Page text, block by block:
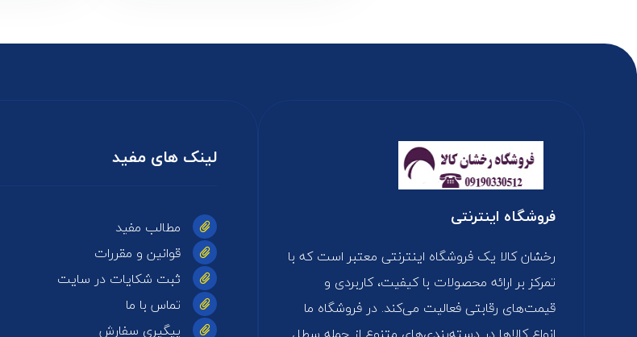
فروشگاه اینترنتی
رخشان کالا یک فروشگاه اینترنتی معتبر است که با
تمرکز بر ارائه محصولات با کیفیت، کاربردی و
قیمت‌های رقابتی فعالیت می‌کند. در فروشگاه ما
لینک های مفید
مطالب مفید
قوانین و مقررات
ثبت شکایات در سایت
تماس با ما
پیگیری سفارش